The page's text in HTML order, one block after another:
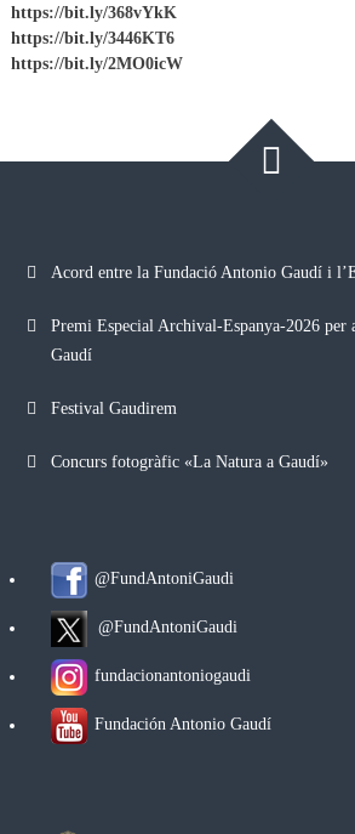
https://bit.ly/368vYkK
https://bit.ly/3446KT6
https://bit.ly/2MO0icW
Acord entre la Fundació Antonio Gaudí i
Premi Especial Archival-Espanya-2026 per
Gaudí
Festival Gaudirem
Concurs fotogràfic «La Natura a Gaudí»
@FundAntoniGaudi
@FundAntoniGaudi
fundacionantoniogaudi
Fundación Antonio Gaudí